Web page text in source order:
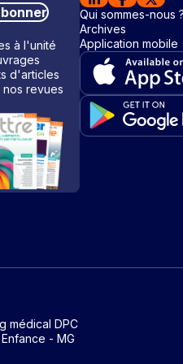
à l'unité
d'articles
nos revues
Qui sommes-nous ?
Archives
Application mobile
médical DPC
- MG